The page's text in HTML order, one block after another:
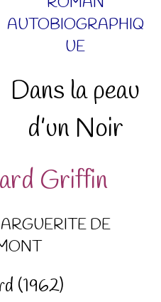
AUTOBIOGRAPHIQ
UE
Dans la peau
d’un Noir
Griffin
DE
(1962)